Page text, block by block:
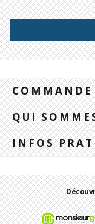
COMMANDE
QUI
INFOS